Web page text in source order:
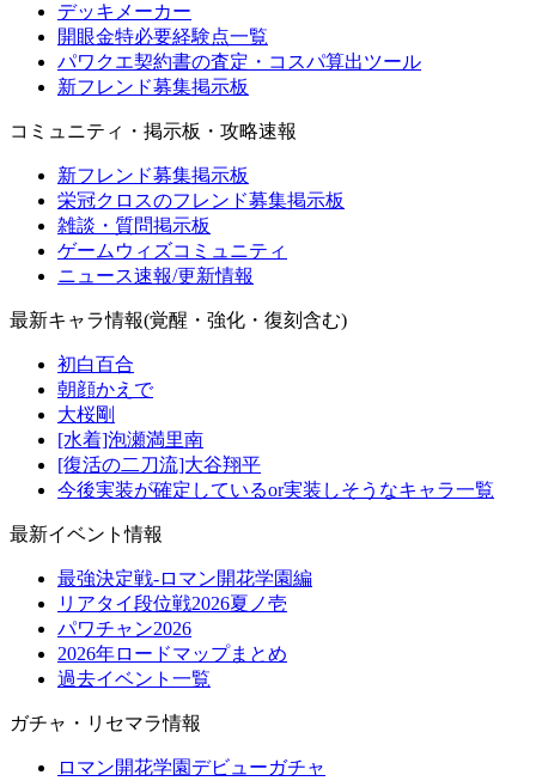
デッキメーカー
開眼金特必要経験点一覧
パワクエ契約書の査定・コスパ算出ツール
新フレンド募集掲示板
コミュニティ・掲示板・攻略速報
新フレンド募集掲示板
栄冠クロスのフレンド募集掲示板
雑談・質問掲示板
ゲームウィズコミュニティ
ニュース速報/更新情報
最新キャラ情報(覚醒・強化・復刻含む)
初白百合
朝顔かえで
大桜剛
[水着]泡瀬満里南
[復活の二刀流]大谷翔平
今後実装が確定しているor実装しそうなキャラ一覧
最新イベント情報
最強決定戦-ロマン開花学園編
リアタイ段位戦2026夏ノ壱
パワチャン2026
2026年ロードマップまとめ
過去イベント一覧
ガチャ・リセマラ情報
ロマン開花学園デビューガチャ